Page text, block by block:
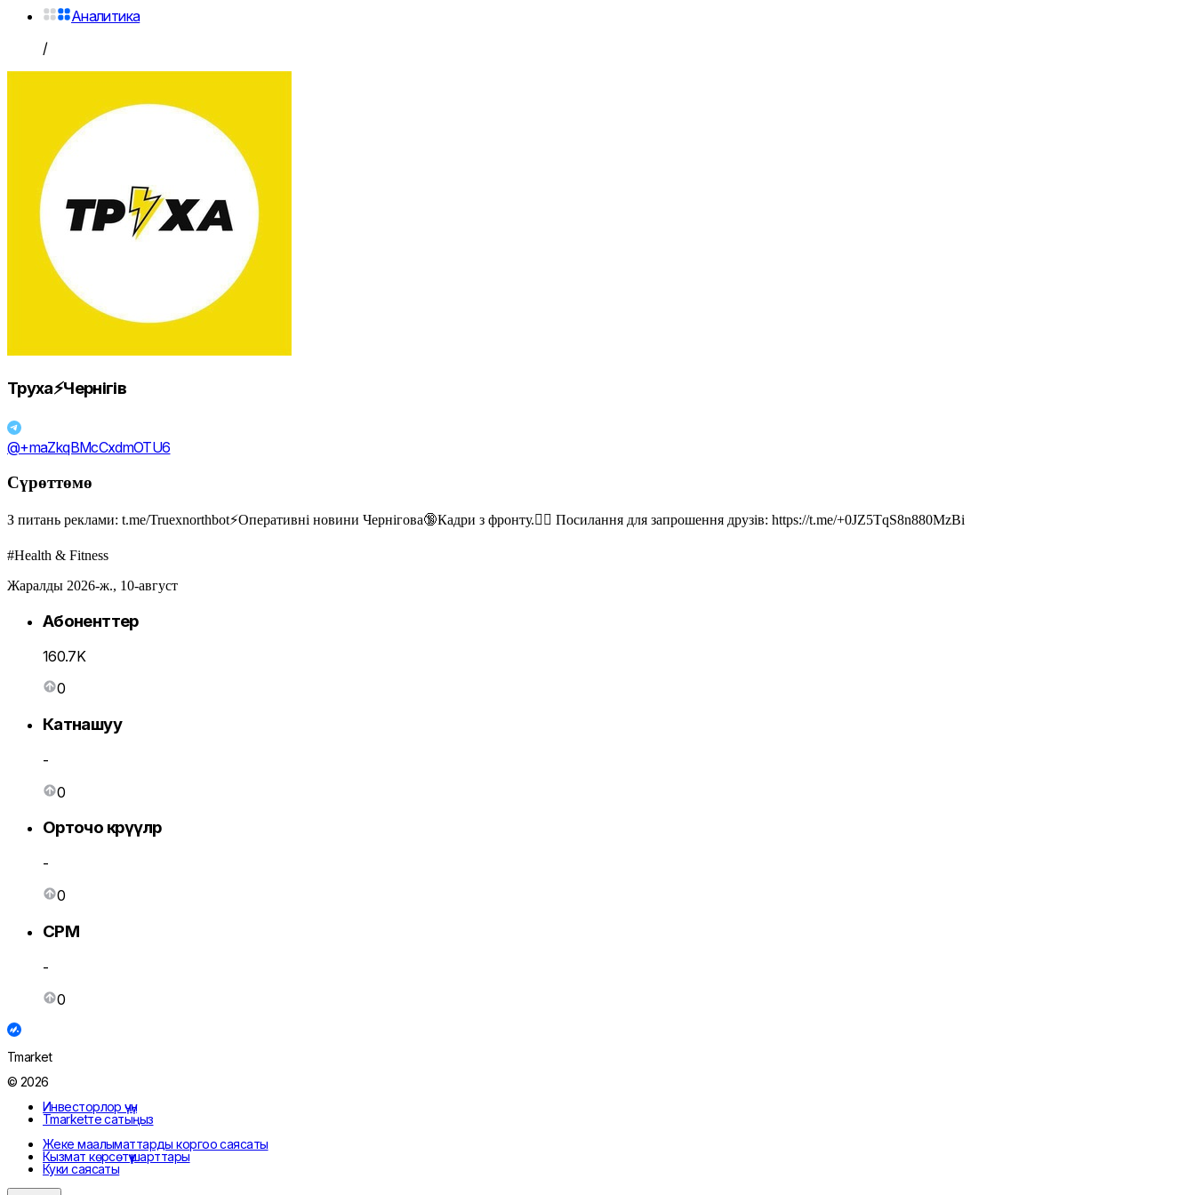
Аналитика
/
Труха⚡️Чернігів
@+maZkqBMcCxdmOTU6
Сүрөттөмө
З питань реклами: t.me/Truexnorthbot⚡️Оперативні новини Чернігова🔞Кадри з фронту.👇🏻 Посилання для запрошення друзів: https://t.me/+0JZ5TqS8n880MzBi
#Health & Fitness
Жаралды 2026-ж., 10-август
Абоненттер
160.7K
0
Катнашуу
-
0
Орточо көрүүлөр
-
0
CPM
-
0
Tmarket
© 2026
Инвесторлор үчүн
Tmarketте сатыңыз
Жеке маалыматтарды коргоо саясаты
Кызмат көрсөтүү шарттары
Куки саясаты